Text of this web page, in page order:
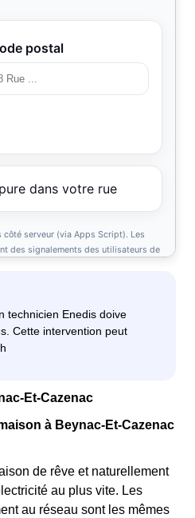
Et-Cazenac
à Beynac-Et-Cazenac
de rêve et naturellement
au plus vite. Les
au réseau sont les mêmes